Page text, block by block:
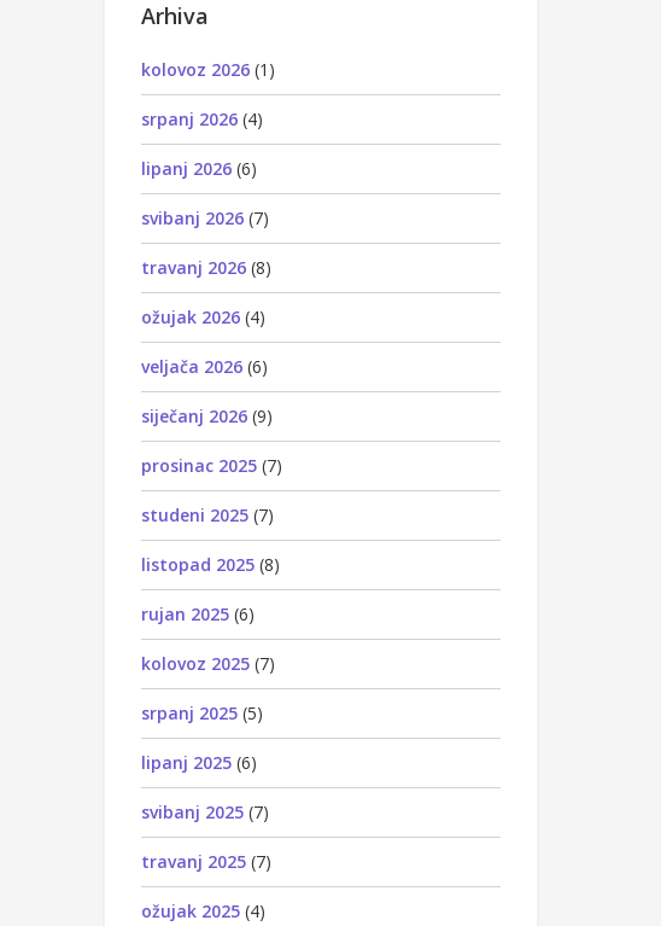
Arhiva
kolovoz 2026 (1)
srpanj 2026 (4)
lipanj 2026 (6)
svibanj 2026 (7)
travanj 2026 (8)
ožujak 2026 (4)
veljača 2026 (6)
siječanj 2026 (9)
prosinac 2025 (7)
studeni 2025 (7)
listopad 2025 (8)
rujan 2025 (6)
kolovoz 2025 (7)
srpanj 2025 (5)
lipanj 2025 (6)
svibanj 2025 (7)
travanj 2025 (7)
ožujak 2025 (4)